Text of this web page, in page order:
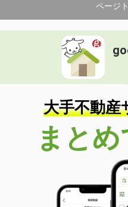
ページ
大手不動産
まとめ